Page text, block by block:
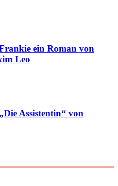
ein Roman von
Leo
Assistentin“ von